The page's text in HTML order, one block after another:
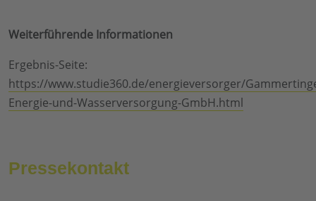
Weiterführende Informationen
Ergebnis-Seite:
https://www.studie360.de/energieversorger/
Energie-und-Wasserversorgung-GmbH.html
Pressekontakt